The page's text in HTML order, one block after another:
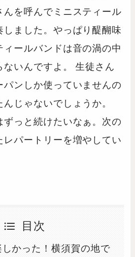
んを呼んでミニスティール
ました。やっぱり醍醐味
ールバンドは音の渦の中
ないんですよ。 生徒さん
パンしか使っていませんの
じゃないでしょうか。
ずっと続けたいなぁ。次の
パートリーを増やしてい
目次
かった！横須賀の地で